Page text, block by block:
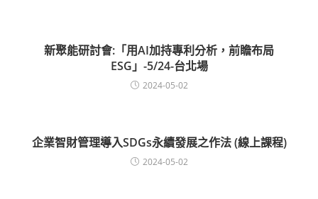
新聚能研討會:「用AI加持專利分析，前瞻布局
ESG」-5/24-台北場
2024-05-02
企業智財管理導入SDGs永續發展之作法 (線上課程)
2024-05-02